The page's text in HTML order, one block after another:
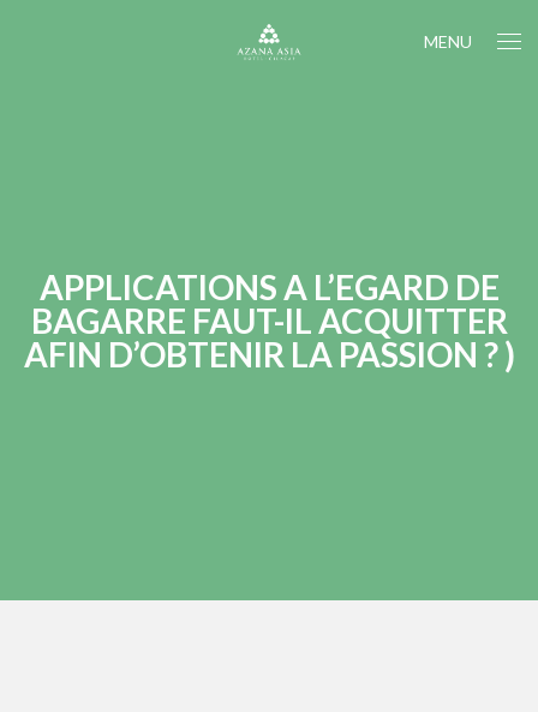
MENU
APPLICATIONS A L’EGARD DE
BAGARRE FAUT-IL ACQUITTER
AFIN D’OBTENIR LA PASSION ? )